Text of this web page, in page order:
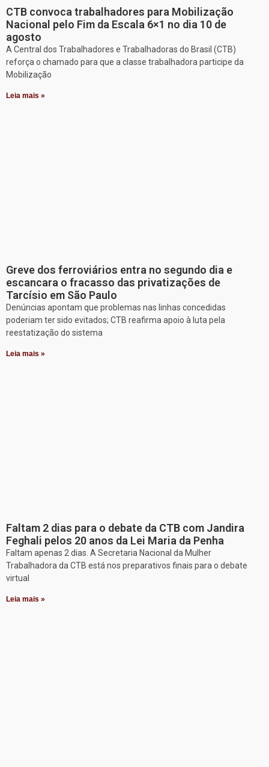
CTB convoca trabalhadores para Mobilização
Nacional pelo Fim da Escala 6×1 no dia 10 de
agosto
A Central dos Trabalhadores e Trabalhadoras do Brasil (CTB)
reforça o chamado para que a classe trabalhadora participe da
Mobilização
Leia mais »
Greve dos ferroviários entra no segundo dia e
escancara o fracasso das privatizações de
Tarcísio em São Paulo
Denúncias apontam que problemas nas linhas concedidas
poderiam ter sido evitados; CTB reafirma apoio à luta pela
reestatização do sistema
Leia mais »
Faltam 2 dias para o debate da CTB com Jandira
Feghali pelos 20 anos da Lei Maria da Penha
Faltam apenas 2 dias. A Secretaria Nacional da Mulher
Trabalhadora da CTB está nos preparativos finais para o debate
virtual
Leia mais »